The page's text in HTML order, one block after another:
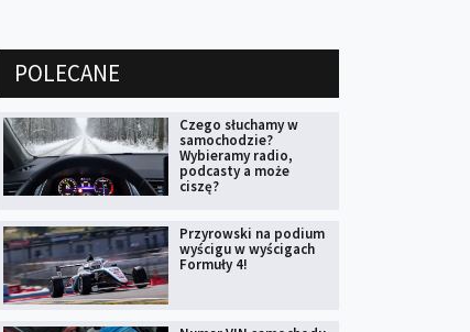
POLECANE
Czego słuchamy w
samochodzie?
Wybieramy radio,
podcasty a może
ciszę?
Przyrowski na podium
wyścigu w wyścigach
Formuły 4!